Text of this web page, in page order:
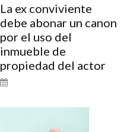
La ex conviviente
debe abonar un canon
por el uso del
inmueble de
propiedad del actor